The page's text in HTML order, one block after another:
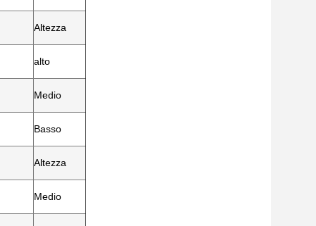
Altezza
alto
Medio
Basso
Altezza
Medio